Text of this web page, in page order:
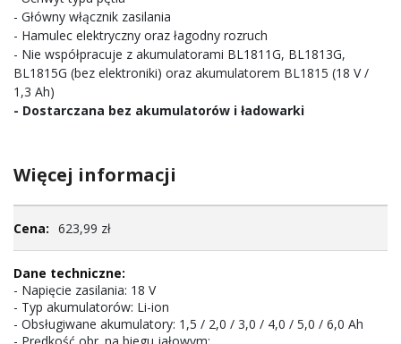
- Główny włącznik zasilania
- Hamulec elektryczny oraz łagodny rozruch
- Nie współpracuje z akumulatorami BL1811G, BL1813G,
BL1815G (bez elektroniki) oraz akumulatorem BL1815 (18 V /
1,3 Ah)
- Dostarczana bez akumulatorów i ładowarki
Więcej informacji
informacji623,99 zł
- Napięcie zasilania: 18 V
- Typ akumulatorów: Li-ion
- Obsługiwane akumulatory: 1,5 / 2,0 / 3,0 / 4,0 / 5,0 / 6,0 Ah